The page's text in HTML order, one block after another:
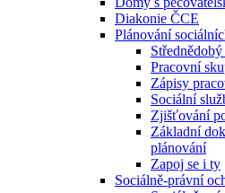
Diakonie ČCE
Plánování
Pracovní
Zápisy
Sociální
Zjišťování
Základní
plánování
Zapoj se i ty
Sociálně-právní